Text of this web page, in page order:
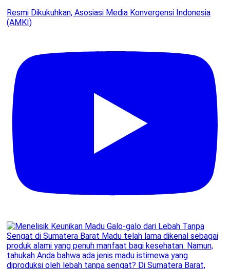
Resmi Dikukuhkan, Asosiasi Media Konvergensi Indonesia
(AMKI)